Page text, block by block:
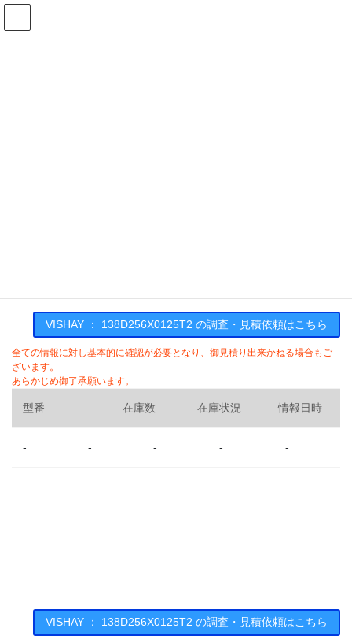
コ
ナ
VISHAY ： 138D256X0125T2 の調査・見積依頼はこちら
全ての情報に対し基本的に確認が必要となり、御見積り出来かねる場合もご
ざいます。
あらかじめ御了承願います。
型番 在庫数 在庫状況 情報日時
- - - - -
VISHAY ： 138D256X0125T2 の調査・見積依頼はこちら